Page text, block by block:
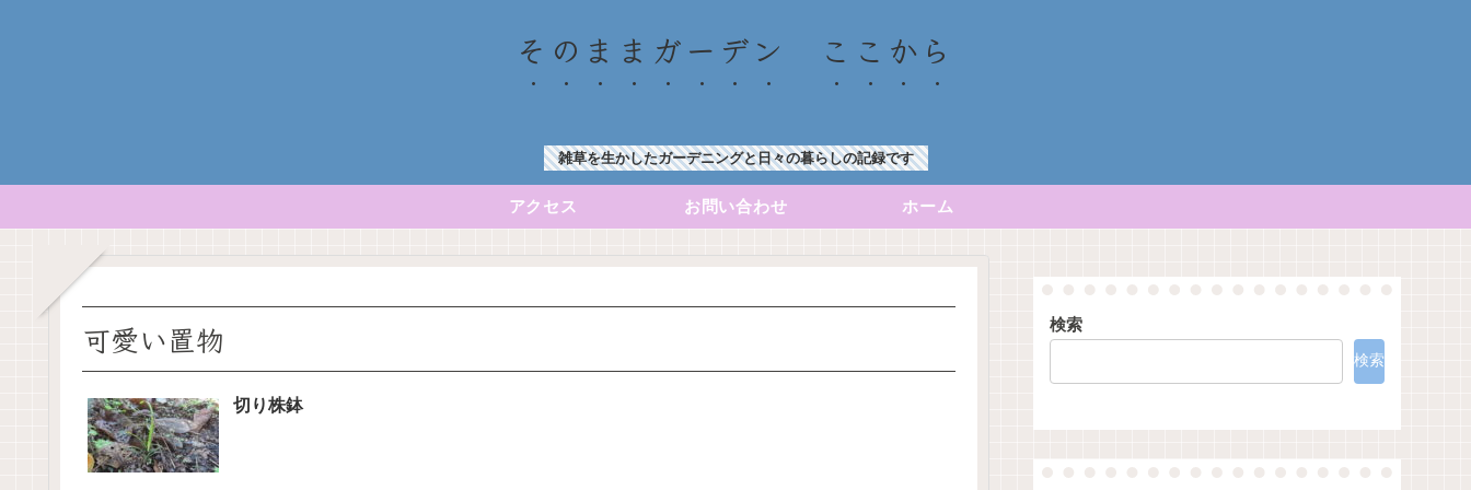
そのままガーデン ここから
雑草を生かしたガーデニングと日々の暮らしの記録です
アクセス お問い合わせ ホーム
可愛い置物
切り株鉢
検索
検索